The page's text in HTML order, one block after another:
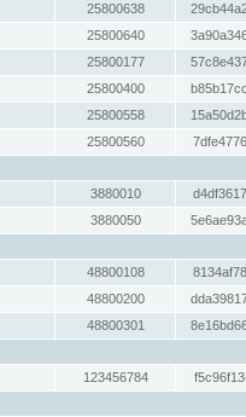
25800638
25800640
25800177
25800400
25800558
25800560
3880010
3880050
48800108
48800200
48800301
123456784